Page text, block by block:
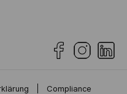
Compliance